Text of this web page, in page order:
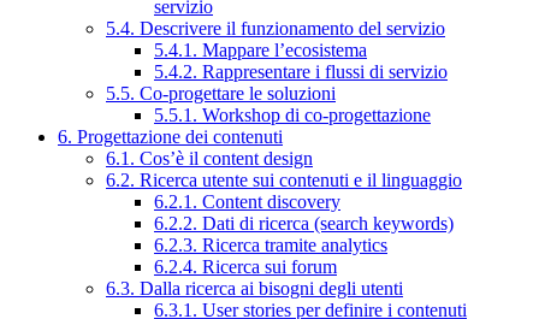
servizio
5.4. Descrivere il funzionamento del servizio
5.4.1. Mappare l’ecosistema
5.4.2. Rappresentare i flussi di servizio
5.5. Co-progettare le soluzioni
5.5.1. Workshop di co-progettazione
6. Progettazione dei contenuti
6.1. Cos’è il content design
6.2. Ricerca utente sui contenuti e il linguaggio
6.2.1. Content discovery
6.2.2. Dati di ricerca (search keywords)
6.2.3. Ricerca tramite analytics
6.2.4. Ricerca sui forum
6.3. Dalla ricerca ai bisogni degli utenti
6.3.1. User stories per definire i contenuti